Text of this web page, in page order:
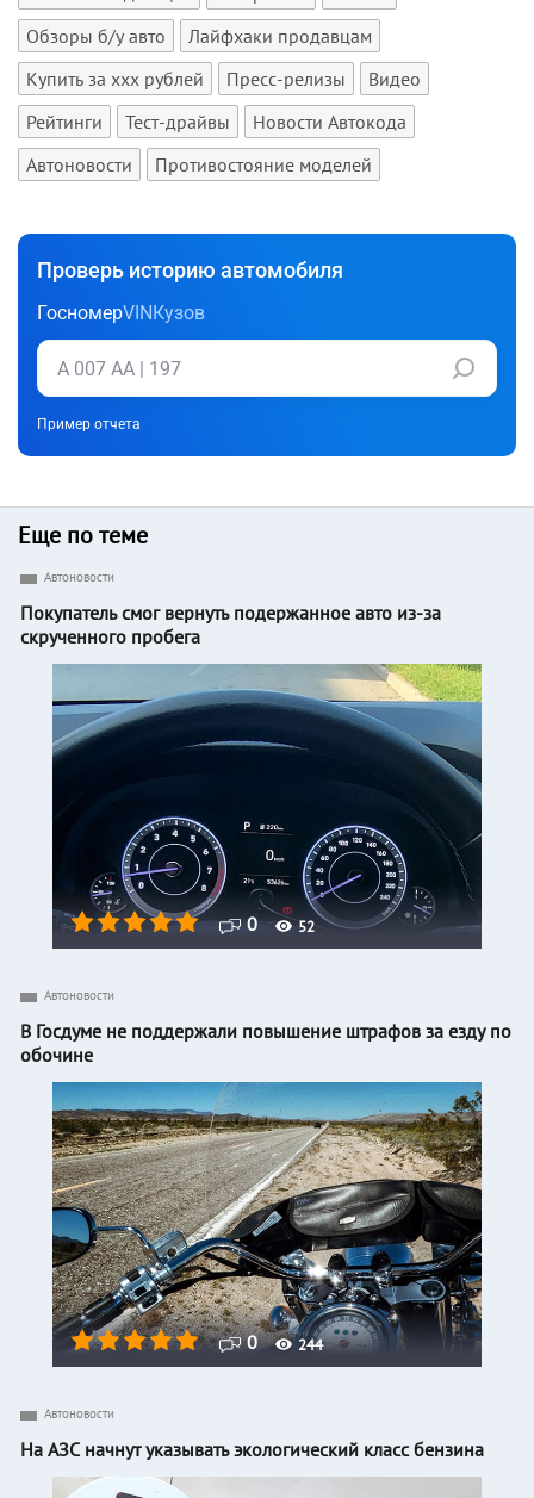
Обзоры б/у авто
Лайфхаки продавцам
Купить за xxx рублей
Пресс-релизы
Видео
Рейтинги
Тест-драйвы
Новости Автокода
Автоновости
Противостояние моделей
Проверь историю автомобиля
ГосномерVIN Кузов
Пример отчета
Еще по теме
0 52
Автоновости
Покупатель смог вернуть подержанное авто из-за
скрученного пробега
0 244
Автоновости
В Госдуме не поддержали повышение штрафов за езду по
обочине
Автоновости
На АЗС начнут указывать экологический класс бензина